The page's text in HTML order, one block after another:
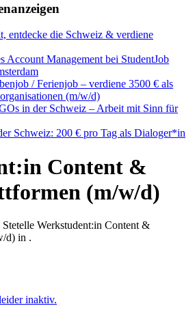
entdecke die Schweiz & verdiene
Account Management bei StudentJob
/ Ferienjob – verdiene 3500 € als
(m/w/d)
in der Schweiz – Arbeit mit Sinn für
Schweiz: 200 € pro Tag als Dialoger*in
Content &
(m/w/d)
Werkstudent:in Content &
d) in .
inaktiv.